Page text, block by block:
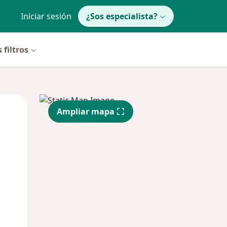
Iniciar sesión ¿Sos especialista?
filtros
Mar
11 Ago
Mié
12 Ago
Ampliar mapa